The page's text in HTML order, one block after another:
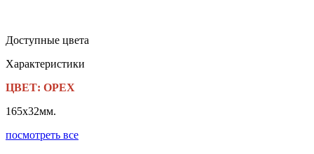
Доступные цвета
Характеристики
ЦВЕТ: ОРЕХ
165x32мм.
посмотреть все